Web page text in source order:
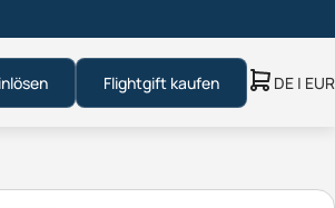
Flightgift kaufen DE | EUR